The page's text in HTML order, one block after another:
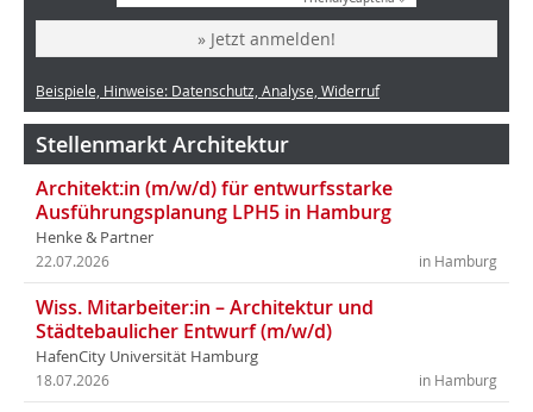
» Jetzt anmelden!
Beispiele, Hinweise: Datenschutz, Analyse, Widerruf
Stellenmarkt Architektur
Architekt:in (m/w/d) für entwurfsstarke
Ausführungsplanung LPH5 in Hamburg
Henke & Partner
in Hamburg
22.07.2026
Wiss. Mitarbeiter:in – Architektur und
Städtebaulicher Entwurf (m/w/d)
HafenCity Universität Hamburg
in Hamburg
18.07.2026